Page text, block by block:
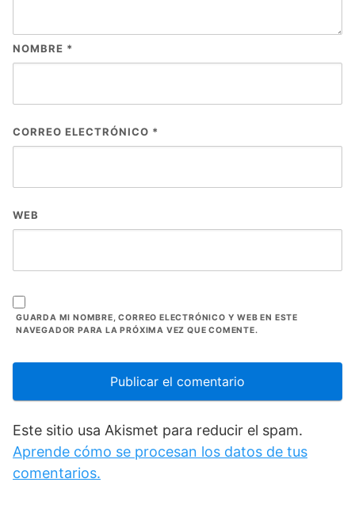
NOMBRE *
CORREO ELECTRÓNICO *
WEB
GUARDA MI NOMBRE, CORREO ELECTRÓNICO Y WEB EN ESTE
NAVEGADOR PARA LA PRÓXIMA VEZ QUE COMENTE.
Este sitio usa Akismet para reducir el spam.
Aprende cómo se procesan los datos de tus
comentarios.